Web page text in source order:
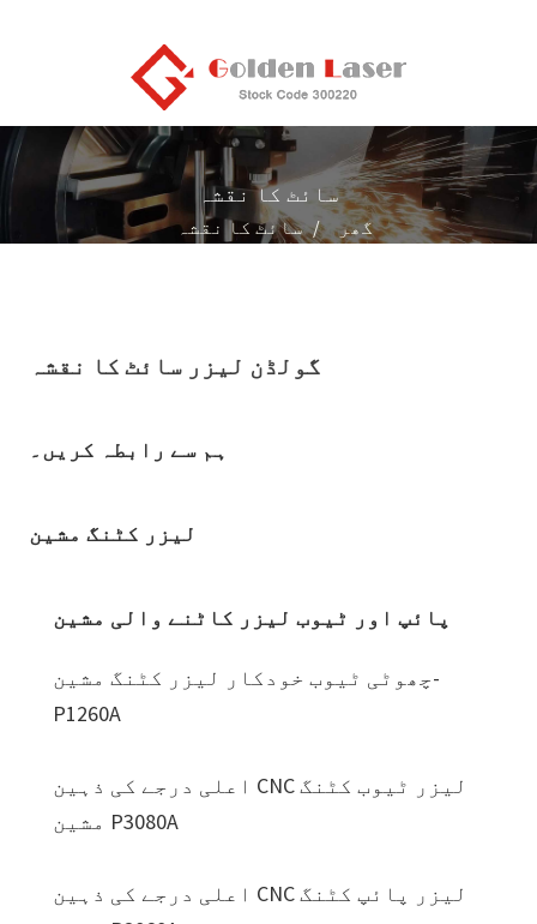
سائٹ کا نقشہ
گھر سائٹ کا نقشہ
گولڈن لیزر سائٹ کا نقشہ
ہم سے رابطہ کریں۔
لیزر کٹنگ مشین
پائپ اور ٹیوب لیزر کاٹنے والی مشین
چھوٹی ٹیوب خودکار لیزر کٹنگ مشین-
P1260A
اعلی درجے کی ذہین CNC لیزر ٹیوب کٹنگ
مشین P3080A
اعلی درجے کی ذہین CNC لیزر پائپ کٹنگ